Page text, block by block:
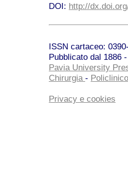
DOI: http://
ISSN cartaceo:
Pubblicato dal 1886
Pavia University
Chirurgia -
Privacy e cookies